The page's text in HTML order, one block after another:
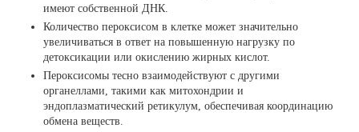
имеют собственной ДНК.
Количество пероксисом в клетке может значительно
увеличиваться в ответ на повышенную нагрузку по
детоксикации или окислению жирных кислот.
Пероксисомы тесно взаимодействуют с другими
органеллами, такими как митохондрии и
эндоплазматический ретикулум, обеспечивая координацию
обмена веществ.